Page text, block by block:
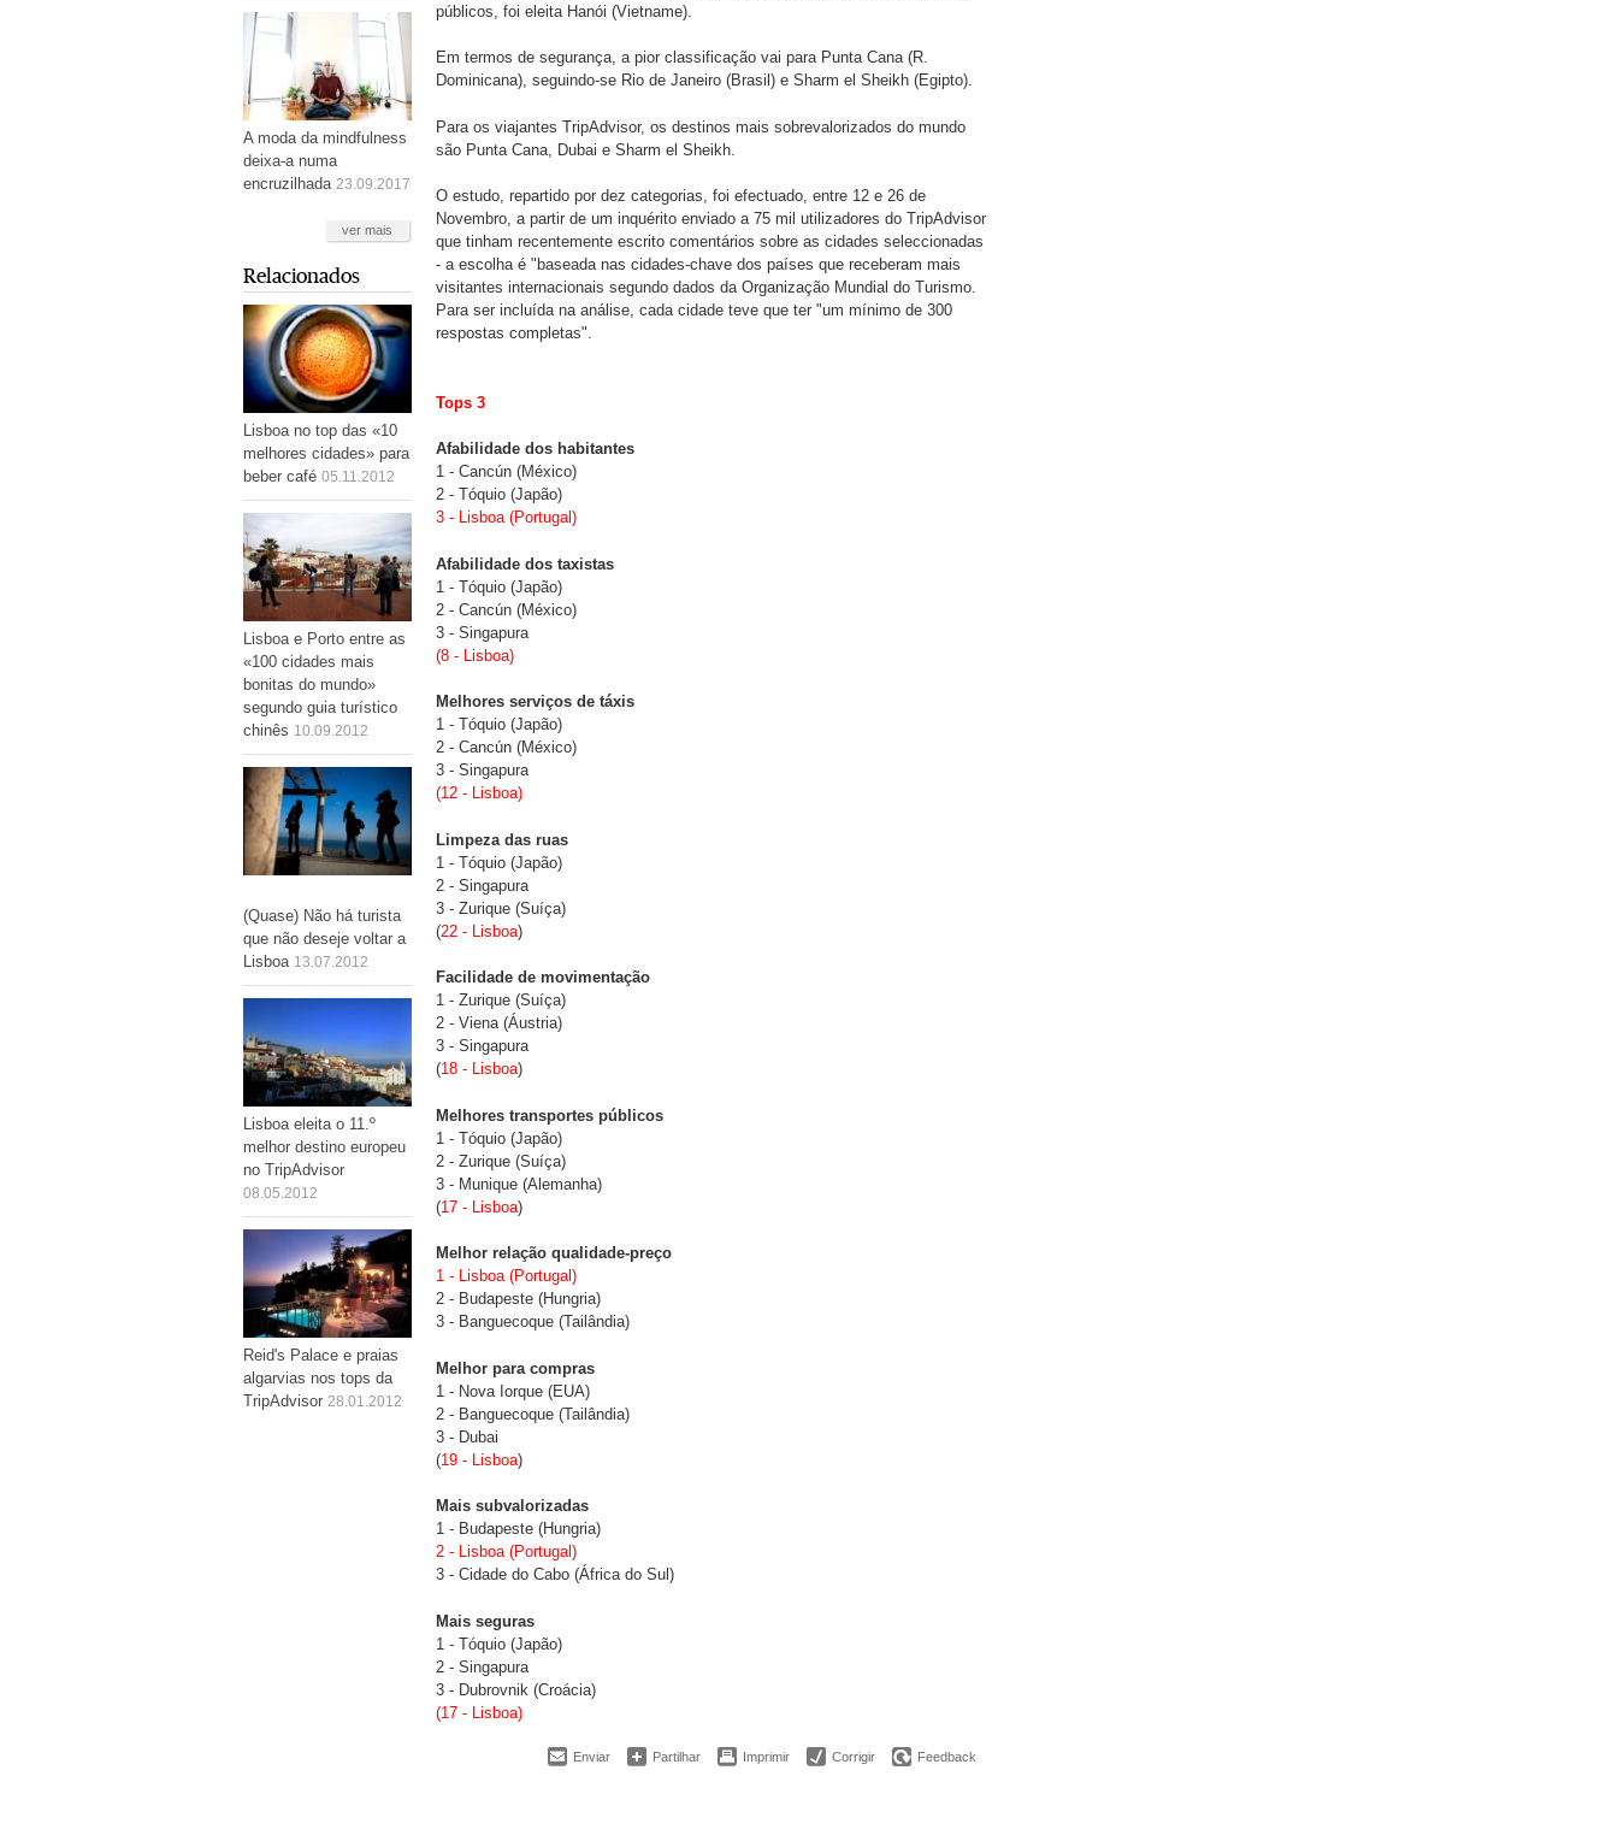
A moda da mindfulness
deixa-a numa
encruzilhada 23.09.2017
ver mais
Relacionados
Lisboa no top das «10
melhores cidades» para
beber café 05.11.2012
Lisboa e Porto entre as
«100 cidades mais
bonitas do mundo»
segundo guia turístico
chinês 10.09.2012
(Quase) Não há turista
que não deseje voltar a
Lisboa 13.07.2012
Lisboa eleita o 11.º
melhor destino europeu
no TripAdvisor
08.05.2012
Reid's Palace e praias
algarvias nos tops da
TripAdvisor 28.01.2012
públicos, foi eleita Hanói (Vietname).
Em termos de segurança, a pior classificação vai para Punta Cana (R.
Dominicana), seguindo-se Rio de Janeiro (Brasil) e Sharm el Sheikh (Egipto).
Para os viajantes TripAdvisor, os destinos mais sobrevalorizados do mundo
são Punta Cana, Dubai e Sharm el Sheikh.
O estudo, repartido por dez categorias, foi efectuado, entre 12 e 26 de
Novembro, a partir de um inquérito enviado a 75 mil utilizadores do TripAdvisor
que tinham recentemente escrito comentários sobre as cidades seleccionadas
- a escolha é "baseada nas cidades-chave dos países que receberam mais
visitantes internacionais segundo dados da Organização Mundial do Turismo.
Para ser incluída na análise, cada cidade teve que ter "um mínimo de 300
respostas completas".
Tops 3
Afabilidade dos habitantes
1 - Cancún (México)
2 - Tóquio (Japão)
3 - Lisboa (Portugal)
Afabilidade dos taxistas
1 - Tóquio (Japão)
2 - Cancún (México)
3 - Singapura
(8 - Lisboa)
Melhores serviços de táxis
1 - Tóquio (Japão)
2 - Cancún (México)
3 - Singapura
(12 - Lisboa)
Limpeza das ruas
1 - Tóquio (Japão)
2 - Singapura
3 - Zurique (Suíça)
(22 - Lisboa)
Facilidade de movimentação
1 - Zurique (Suíça)
2 - Viena (Áustria)
3 - Singapura
(18 - Lisboa)
Melhores transportes públicos
1 - Tóquio (Japão)
2 - Zurique (Suíça)
3 - Munique (Alemanha)
(17 - Lisboa)
Melhor relação qualidade-preço
1 - Lisboa (Portugal)
2 - Budapeste (Hungria)
3 - Banguecoque (Tailândia)
Melhor para compras
1 - Nova Iorque (EUA)
2 - Banguecoque (Tailândia)
3 - Dubai
(19 - Lisboa)
Mais subvalorizadas
1 - Budapeste (Hungria)
2 - Lisboa (Portugal)
3 - Cidade do Cabo (África do Sul)
Mais seguras
1 - Tóquio (Japão)
2 - Singapura
3 - Dubrovnik (Croácia)
(17 - Lisboa)
Enviar Partilhar Imprimir Corrigir Feedback